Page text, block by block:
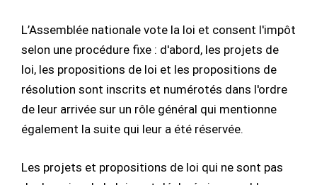
L’Assemblée nationale vote la loi et consent l'impôt
selon une procédure fixe : d'abord, les projets de
loi, les propositions de loi et les propositions de
résolution sont inscrits et numérotés dans l'ordre
de leur arrivée sur un rôle général qui mentionne
également la suite qui leur a été réservée.
Les projets et propositions de loi qui ne sont pas